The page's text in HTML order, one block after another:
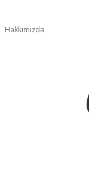
Hakkımızda